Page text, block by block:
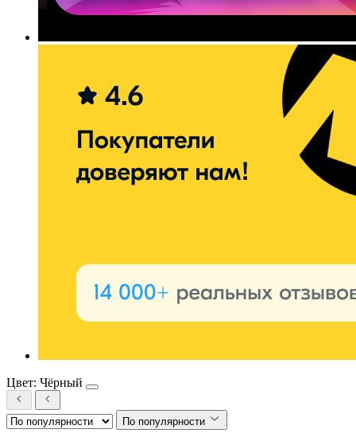
Цвет: Чёрный
По популярности